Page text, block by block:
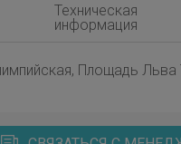
Техническая
информация
Площадь Льва